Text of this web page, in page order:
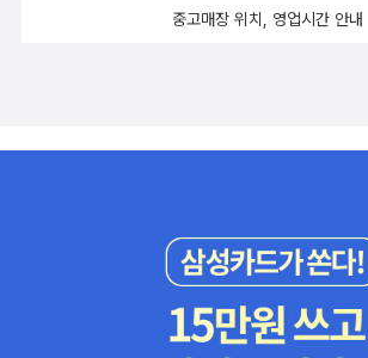
중고매장 위치, 영업시간 안내